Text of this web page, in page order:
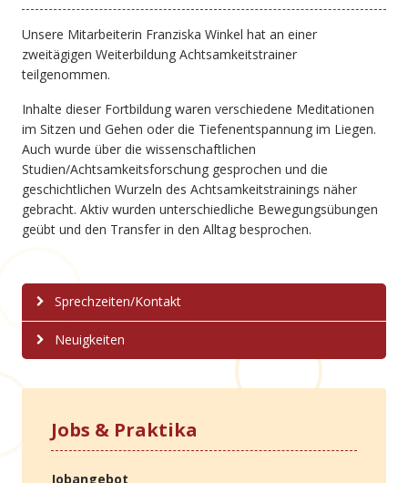
Unsere Mitarbeiterin Franziska Winkel hat an einer
zweitägigen Weiterbildung Achtsamkeitstrainer
teilgenommen.
Inhalte dieser Fortbildung waren verschiedene Meditationen
im Sitzen und Gehen oder die Tiefenentspannung im Liegen.
Auch wurde über die wissenschaftlichen
Studien/Achtsamkeitsforschung gesprochen und die
geschichtlichen Wurzeln des Achtsamkeitstrainings näher
gebracht. Aktiv wurden unterschiedliche Bewegungsübungen
geübt und den Transfer in den Alltag besprochen.
Sprechzeiten/Kontakt
Neuigkeiten
Jobs & Praktika
Jobangebot